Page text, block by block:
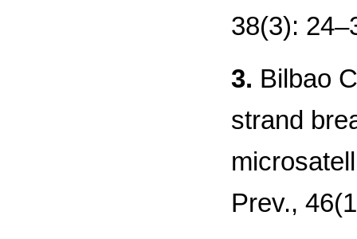
38(3):
3. Bilbao
strand
Рrev.,